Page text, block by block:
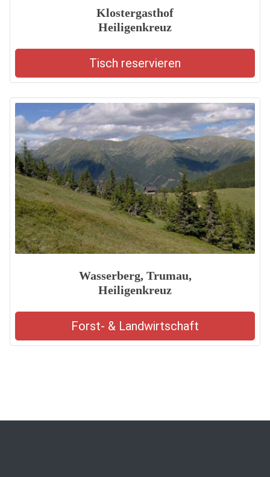
Klostergasthof
Heiligenkreuz
Tisch reservieren
Wasserberg, Trumau,
Heiligenkreuz
Forst- & Landwirtschaft